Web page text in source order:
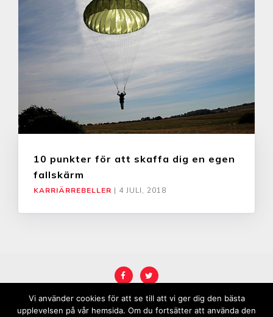
10 punkter för att skaffa dig en egen
fallskärm
KARRIÄRREBELLER | 4 JULI, 2018
COPYRIGHT © 2026 KARRIÄRREBELL.
Vi använder cookies för att se till att vi ger dig den bästa
upplevelsen på vår hemsida. Om du fortsätter att använda den